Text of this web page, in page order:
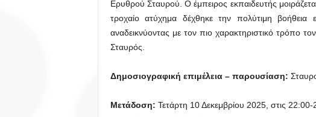
Ερυθρού Σταυρού. Ο έμπειρος εκπαιδευτής
τροχαίο ατύχημα δέχθηκε την πολύτιμη βοήθεια
αναδεικνύοντας με τον πιο χαρακτηριστικό τρόπο
Σταυρός.
Δημοσιογραφική επιμέλεια – παρουσίαση:
Μετάδοση: Τετάρτη 10 Δεκεμβρίου 2025, στις